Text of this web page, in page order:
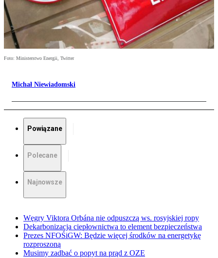
Foto: Ministerstwo Energii, Twitter
Michał Niewiadomski
Powiązane
Polecane
Najnowsze
Węgry Viktora Orbána nie odpuszczą ws. rosyjskiej ropy
Dekarbonizacja ciepłownictwa to element bezpieczeństwa
Prezes NFOŚiGW: Będzie więcej środków na energetykę
rozproszoną
Musimy zadbać o popyt na prąd z OZE